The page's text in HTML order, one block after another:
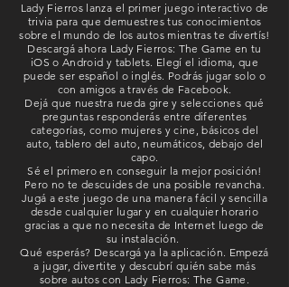
Lady Fierros lanza el primer juego interactivo de
trivia para que demuestres tus conocimientos
sobre el mundo de los autos mientras te divertís!
Descargá ahora Lady Fierros: The Game en tu
iOS o Android y tablets. Elegí el idioma, que
puede ser español o inglés. Podrás jugar solo o
con amigos a través de Facebook.
Dejá que nuestra rueda gire y selecciones qué
preguntas responderás entre diferentes
categorías, como mujeres y cine, básicos del
auto, tablero del auto, neumáticos, debajo del
capo.
Sé el primero en conseguir la mejor posición!
Pero no te descuides de una posible revancha.
Jugá a este juego de una manera fácil y sencilla
desde cualquier lugar y en cualquier horario
gracias a que no necesita de Internet luego de
su instalación.
Qué esperás? Descargá ya la aplicación. Empezá
a jugar, divertite y descubrí quién sabe más
sobre autos con Lady Fierros: The Game.